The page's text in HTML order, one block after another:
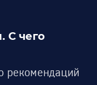
С чего
рекомендаций